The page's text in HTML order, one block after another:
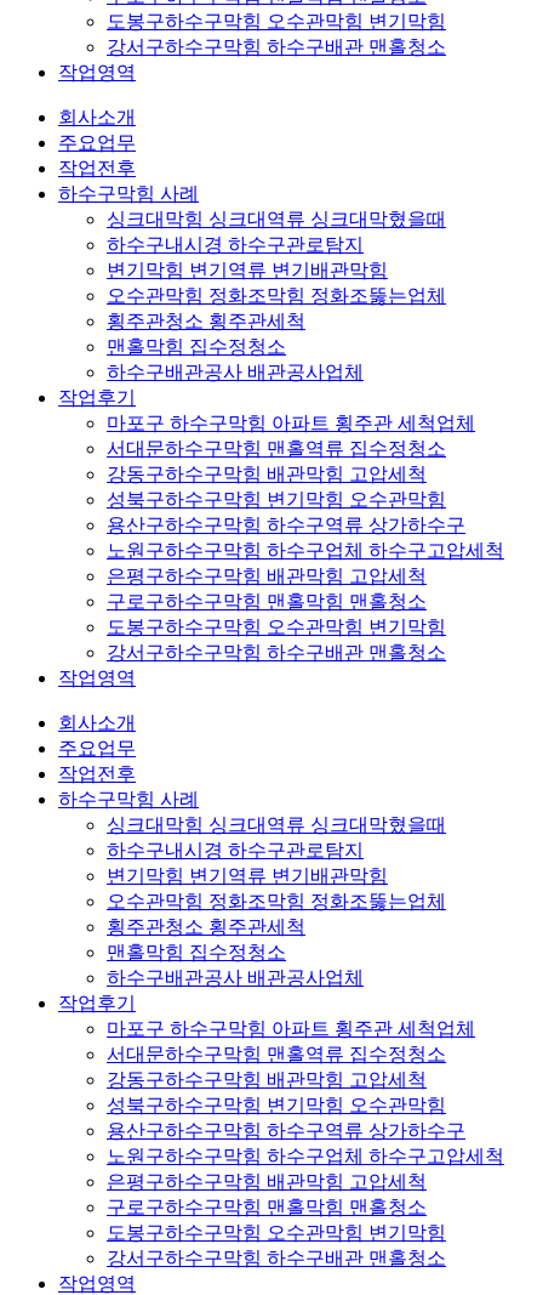
도봉구하수구막힘 오수관막힘 변기막힘
강서구하수구막힘 하수구배관 맨홀청소
작업영역
회사소개
주요업무
작업전후
하수구막힘 사례
싱크대막힘 싱크대역류 싱크대막혔을때
하수구내시경 하수구관로탐지
변기막힘 변기역류 변기배관막힘
오수관막힘 정화조막힘 정화조뚫는업체
횡주관청소 횡주관세척
맨홀막힘 집수정청소
하수구배관공사 배관공사업체
작업후기
마포구 하수구막힘 아파트 횡주관 세척업체
서대문하수구막힘 맨홀역류 집수정청소
강동구하수구막힘 배관막힘 고압세척
성북구하수구막힘 변기막힘 오수관막힘
용산구하수구막힘 하수구역류 상가하수구
노원구하수구막힘 하수구업체 하수구고압세척
은평구하수구막힘 배관막힘 고압세척
구로구하수구막힘 맨홀막힘 맨홀청소
도봉구하수구막힘 오수관막힘 변기막힘
강서구하수구막힘 하수구배관 맨홀청소
작업영역
회사소개
주요업무
작업전후
하수구막힘 사례
싱크대막힘 싱크대역류 싱크대막혔을때
하수구내시경 하수구관로탐지
변기막힘 변기역류 변기배관막힘
오수관막힘 정화조막힘 정화조뚫는업체
횡주관청소 횡주관세척
맨홀막힘 집수정청소
하수구배관공사 배관공사업체
작업후기
마포구 하수구막힘 아파트 횡주관 세척업체
서대문하수구막힘 맨홀역류 집수정청소
강동구하수구막힘 배관막힘 고압세척
성북구하수구막힘 변기막힘 오수관막힘
용산구하수구막힘 하수구역류 상가하수구
노원구하수구막힘 하수구업체 하수구고압세척
은평구하수구막힘 배관막힘 고압세척
구로구하수구막힘 맨홀막힘 맨홀청소
도봉구하수구막힘 오수관막힘 변기막힘
강서구하수구막힘 하수구배관 맨홀청소
작업영역